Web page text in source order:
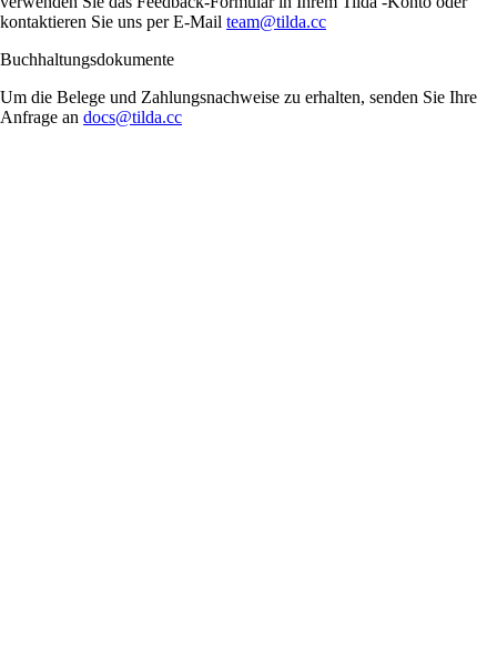
kontaktieren Sie uns per E-Mail team@tilda.cc
Buchhaltungsdokumente
Um die Belege und Zahlungsnachweise zu erhalten, senden Sie Ihre
Anfrage an docs@tilda.cc